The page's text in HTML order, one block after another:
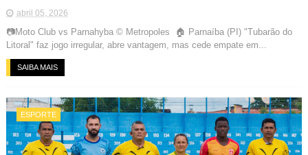
abril 05, 2026
📷Moto Club vs Parnahyba © Metropoles 🏠 Parnaíba (PI) "Tubarão do
Litoral" faz jogo irregular, abre vantagem, mas cede empate em...
SAIBA MAIS
ESPORTE